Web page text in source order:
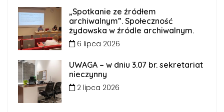
„Spotkanie ze źródłem
archiwalnym”. Społeczność
żydowska w źródle archiwalnym.
6 lipca 2026
UWAGA – w dniu 3.07 br. sekretariat
nieczynny
2 lipca 2026